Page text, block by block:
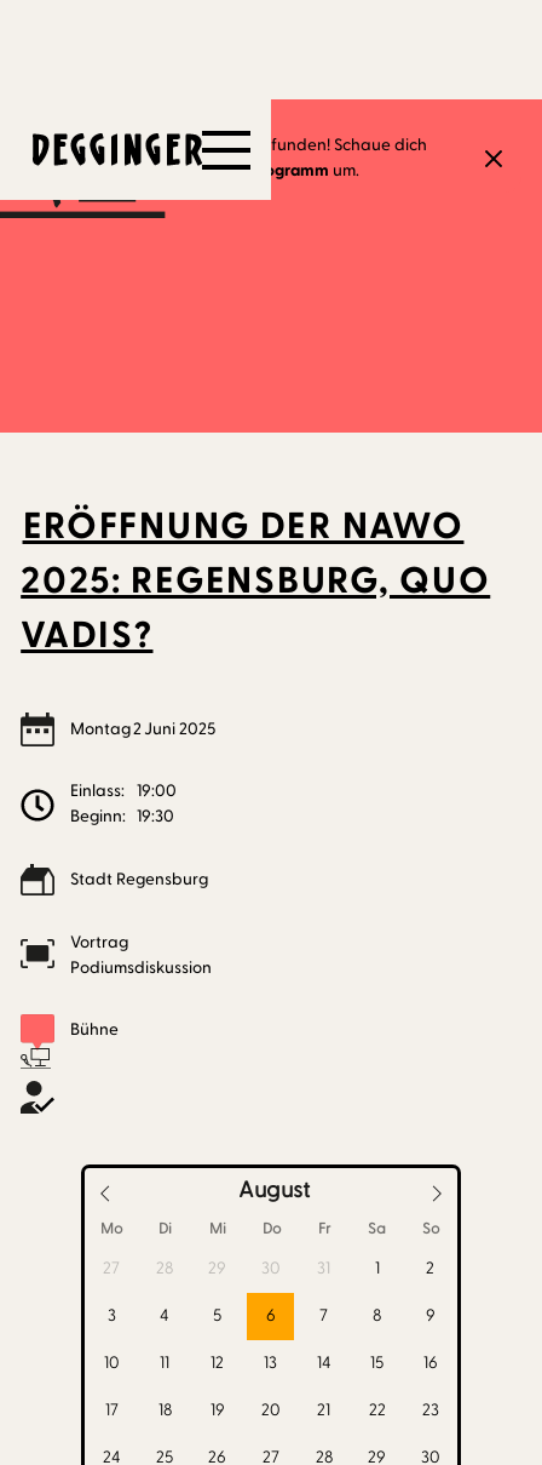
Dieses Event hat schon stattgefunden! Schaue dich
gerne in unseremaktuellen Programm um.
2.6.2025
ERÖFFNUNG DER NAWO
2025: REGENSBURG, QUO
VADIS?
Montag2 Juni2025
Einlass: 19:00
Beginn: 19:30
Stadt Regensburg
Vortrag
Podiumsdiskussion
Bühne
August
Mo Di Mi Do Fr Sa So
27 28 29 30 31 1 2
3 4 5 6 7 8 9
10 11 12 13 14 15 16
17 18 19 20 21 22 23
24 25 26 27 28 29 30